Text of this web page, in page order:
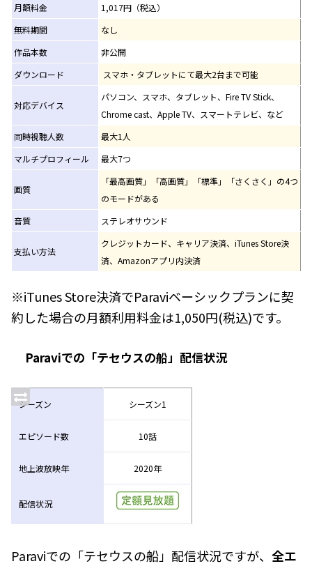
月額料金
1,017円（税込）
無料期間
なし
作品本数
非公開
ダウンロード
スマホ・タブレットにて最大2台まで可能
対応デバイス
パソコン、スマホ、タブレット、Fire TV Stick、
Chrome cast、Apple TV、スマートテレビ、など
同時視聴人数
最大1人
マルチプロフィール
最大7つ
画質
「最高画質」「高画質」「標準」「さくさく」の4つ
のモードがある
音質
ステレオサウンド
支払い方法
クレジットカード、キャリア決済、iTunes Store決
済、Amazonアプリ内決済
※iTunes Store決済でParaviベーシックプランに契
約した場合の月額利用料金は1,050円(税込)です。
Paraviでの「テセウスの船」配信状況
シーズン シーズン1
エピソード数 10話
地上波放映年 2020年
配信状況
Paraviでの「テセウスの船」配信状況ですが、 全エ